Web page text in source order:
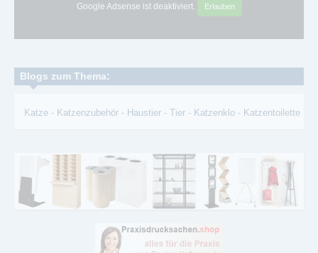
Google Adsense ist deaktiviert. Erlauben
Blogs zum Thema:
Katze - Katzenzubehör - Haustier - Tier - Katzenklo - Katzentoilette